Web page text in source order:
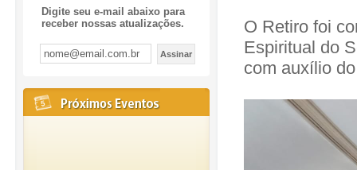
O Retiro foi
Espiritual do
com auxílio
Digite seu e-mail abaixo para
receber nossas atualizações.